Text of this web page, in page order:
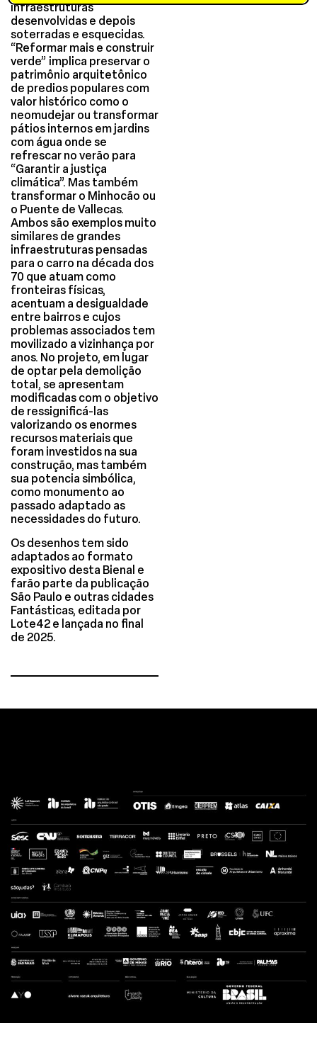
infraestruturas
desenvolvidas e depois
soterradas e esquecidas.
“Reformar mais e construir
verde” implica preservar o
patrimônio arquitetônico
de predios populares com
valor histórico como o
neomudejar ou transformar
pátios internos em jardins
com água onde se
refrescar no verão para
“Garantir a justiça
climática”. Mas também
transformar o Minhocão ou
o Puente de Vallecas.
Ambos são exemplos muito
similares de grandes
infraestruturas pensadas
para o carro na década dos
70 que atuam como
fronteiras físicas,
acentuam a desigualdade
entre bairros e cujos
problemas associados tem
movilizado a vizinhança por
anos. No projeto, em lugar
de optar pela demolição
total, se apresentam
modificadas com o objetivo
de ressignificá-las
valorizando os enormes
recursos materiais que
foram investidos na sua
construção, mas também
sua potencia simbólica,
como monumento ao
passado adaptado as
necessidades do futuro.
Os desenhos tem sido
adaptados ao formato
expositivo desta Bienal e
farão parte da publicação
São Paulo e outras cidades
Fantásticas, editada por
Lote42 e lançada no final
de 2025.